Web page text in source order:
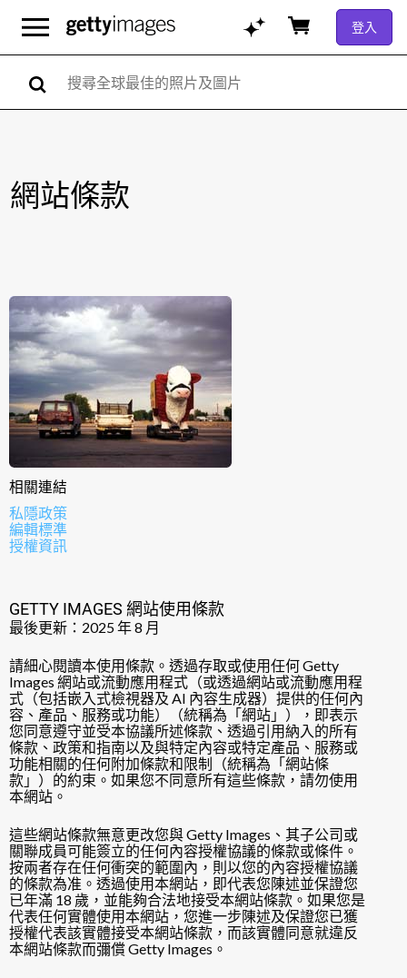
登入
網站條款
相關連結
私隱政策
編輯標準
授權資訊
GETTY IMAGES 網站使用條款
最後更新：2025 年 8 月
請細心閱讀本使用條款。透過存取或使用任何 Getty
Images 網站或流動應用程式（或透過網站或流動應用程
式（包括嵌入式檢視器及 AI 內容生成器）提供的任何內
容、產品、服務或功能）（統稱為「網站」），即表示
您同意遵守並受本協議所述條款、透過引用納入的所有
條款、政策和指南以及與特定內容或特定產品、服務或
功能相關的任何附加條款和限制（統稱為「網站條
款」）的約束。如果您不同意所有這些條款，請勿使用
本網站。
這些網站條款無意更改您與 Getty Images、其子公司或
關聯成員可能簽立的任何內容授權協議的條款或條件。
按兩者存在任何衝突的範圍內，則以您的內容授權協議
的條款為准。透過使用本網站，即代表您陳述並保證您
已年滿 18 歲，並能夠合法地接受本網站條款。如果您是
代表任何實體使用本網站，您進一步陳述及保證您已獲
授權代表該實體接受本網站條款，而該實體同意就違反
本網站條款而彌償 Getty Images。